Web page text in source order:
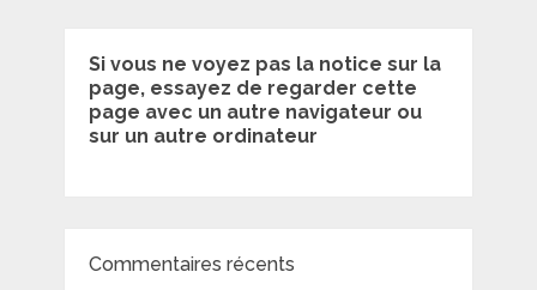
Si vous ne voyez pas la notice sur la
page, essayez de regarder cette
page avec un autre navigateur ou
sur un autre ordinateur
Commentaires récents